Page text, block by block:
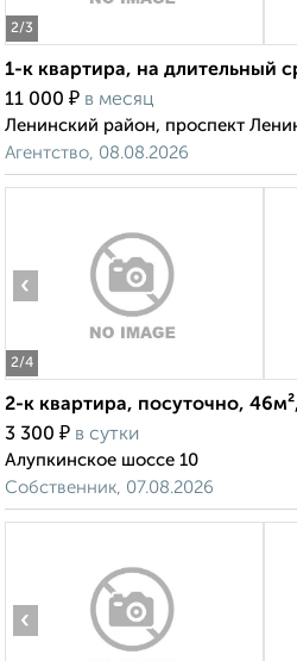
2/3
1-к квартира, на длительный
11 000 ₽ в месяц
Ленинский район, проспект
Агентство, 08.08.2026
2/4
‹
2-к квартира, посуточно,
3 300 ₽ в сутки
Алупкинское шоссе 10
Собственник, 07.08.2026
‹